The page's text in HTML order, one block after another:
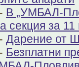
В „УМБАЛ-
секция за 11
Дарение от
Безплатни